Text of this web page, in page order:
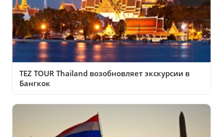
TEZ TOUR Thailand возобновляет экскурсии в
Бангкок